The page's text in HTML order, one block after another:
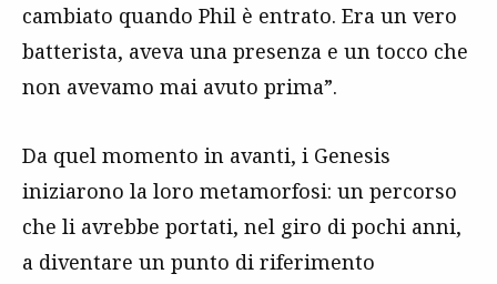
cambiato quando Phil è entrato. Era un vero
batterista, aveva una presenza e un tocco che
non avevamo mai avuto prima”.
Da quel momento in avanti, i Genesis
iniziarono la loro metamorfosi: un percorso
che li avrebbe portati, nel giro di pochi anni,
a diventare un punto di riferimento